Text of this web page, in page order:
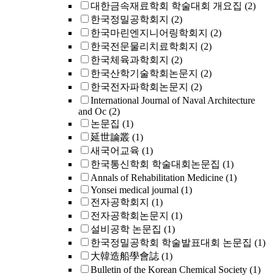
대한금속재료학회 학술대회 개요집 (2)
한국정밀공학회지 (2)
한국마린엔지니어링학회지 (2)
한국전문물리치료학회지 (2)
한국체육과학회지 (2)
한국산학기술학회논문지 (2)
한국전자파학회논문지 (2)
International Journal of Naval Architecture
and Oc (2)
논문집 (1)
延世論叢 (1)
새국어교육 (1)
한국통신학회 학술대회논문집 (1)
Annals of Rehabilitation Medicine (1)
Yonsei medical journal (1)
전자공학회지 (1)
전자공학회논문지 (1)
설비공학 논문집 (1)
한국정밀공학회 학술발표대회 논문집 (1)
大韓造船學會誌 (1)
Bulletin of the Korean Chemical Society (1)